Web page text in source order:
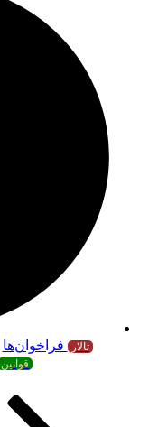
تالار فراخوان‌ها
قوانین